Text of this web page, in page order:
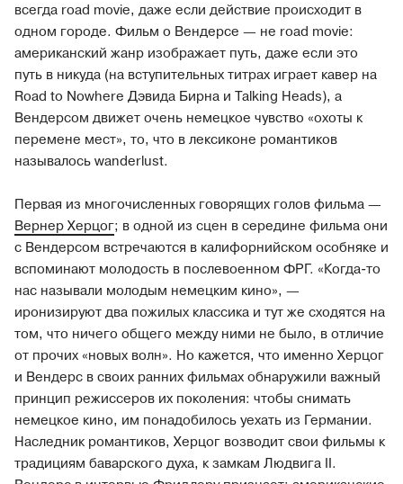
всегда road movie, даже если действие происходит в
одном городе. Фильм о Вендерсе — не road movie:
американский жанр изображает путь, даже если это
путь в никуда (на вступительных титрах играет кавер на
Road to Nowhere Дэвида Бирна и Talking Heads), а
Вендерсом движет очень немецкое чувство «охоты к
перемене мест», то, что в лексиконе романтиков
называлось wanderlust.
Первая из многочисленных говорящих голов фильма —
Вернер Херцог; в одной из сцен в середине фильма они
с Вендерсом встречаются в калифорнийском особняке и
вспоминают молодость в послевоенном ФРГ. «Когда-то
нас называли молодым немецким кино», —
иронизируют два пожилых классика и тут же сходятся на
том, что ничего общего между ними не было, в отличие
от прочих «новых волн». Но кажется, что именно Херцог
и Вендерс в своих ранних фильмах обнаружили важный
принцип режиссеров их поколения: чтобы снимать
немецкое кино, им понадобилось уехать из Германии.
Наследник романтиков, Херцог возводит свои фильмы к
традициям баварского духа, к замкам Людвига II.